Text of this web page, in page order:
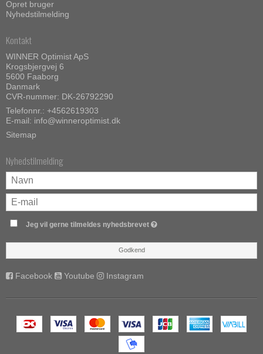
Opret bruger
Nyhedstilmelding
Kontakt
WINNER Optimist ApS
Krogsbjergvej 6
5600 Faaborg
Danmark
CVR-nummer: DK-26792290
Telefonnr.: +4562619303
E-mail: info@winneroptimist.dk
Sitemap
Nyhedstilmelding
Jeg vil gerne tilmeldes nyhedsbrevet
Godkend
Facebook Youtube Instagram